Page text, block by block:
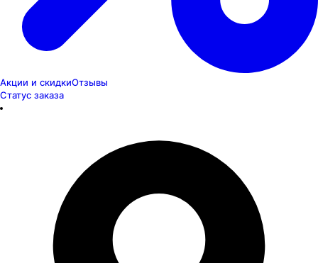
Акции и скидкиОтзывы
Статус заказа